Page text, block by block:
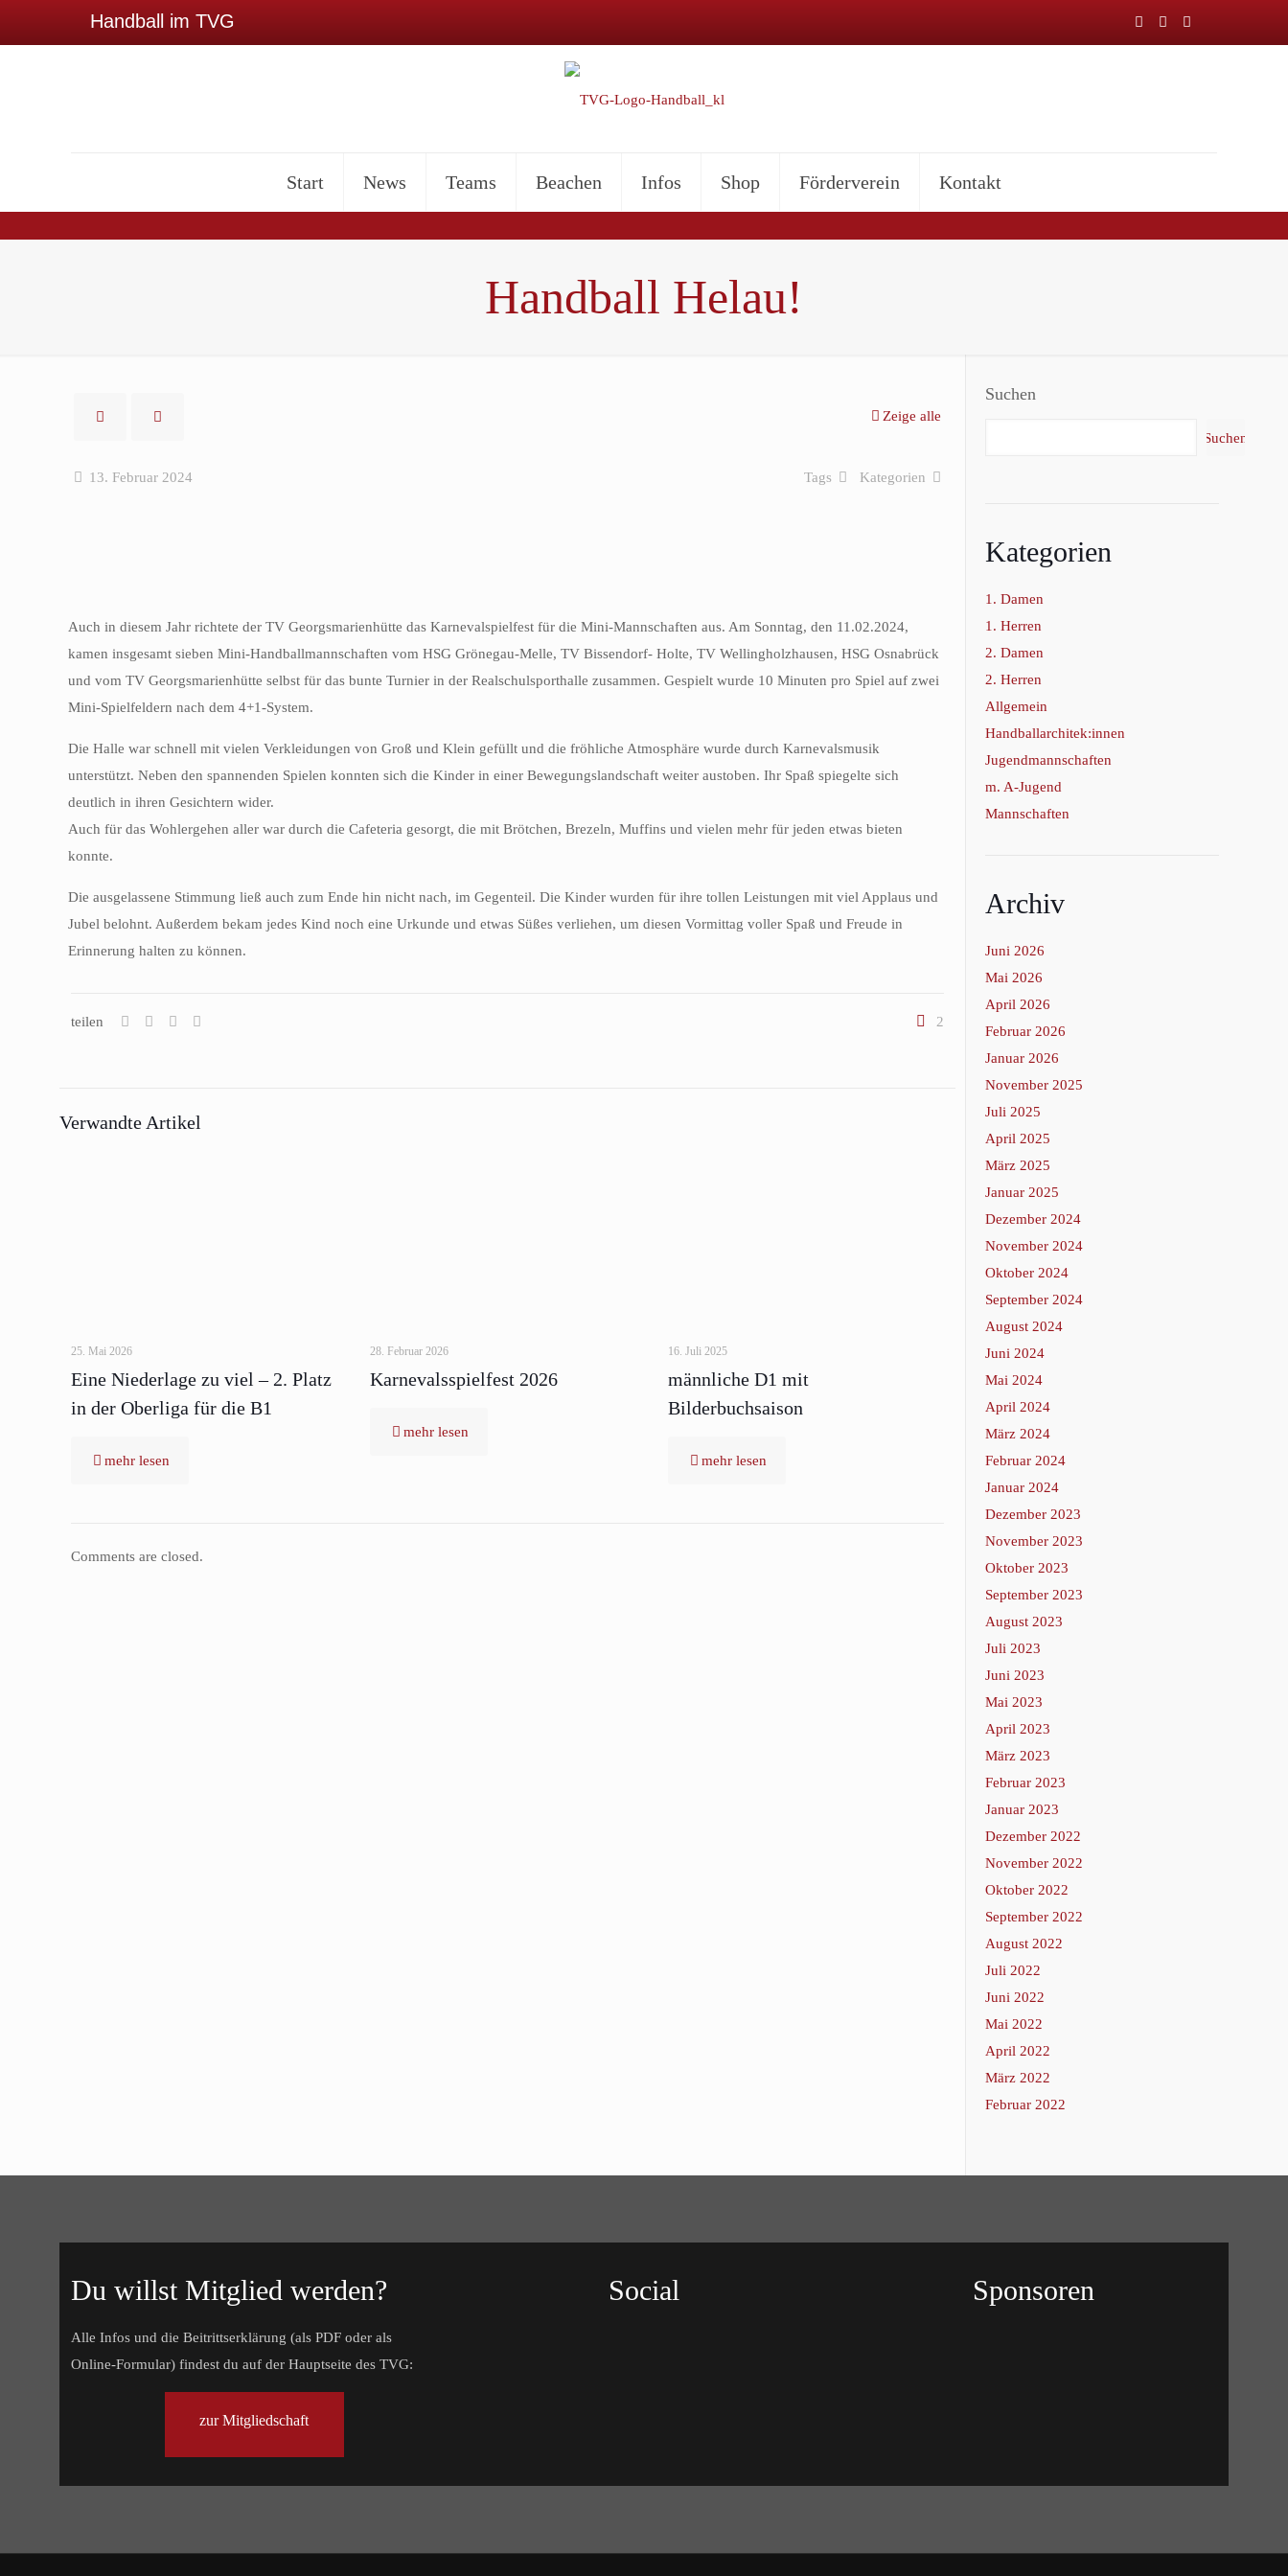
Handball im TVG
Start News Teams Beachen Infos Shop Förderverein Kontakt
Handball Helau!
Zeige alle
13. Februar 2024 Kategorien
Tags
Auch in diesem Jahr richtete der TV Georgsmarienhütte das Karnevalspielfest für die Mini-Mannschaften aus. Am Sonntag, den 11.02.2024,
kamen insgesamt sieben Mini-Handballmannschaften vom HSG Grönegau-Melle, TV Bissendorf- Holte, TV Wellingholzhausen, HSG Osnabrück
und vom TV Georgsmarienhütte selbst für das bunte Turnier in der Realschulsporthalle zusammen. Gespielt wurde 10 Minuten pro Spiel auf zwei
Mini-Spielfeldern nach dem 4+1-System.
Die Halle war schnell mit vielen Verkleidungen von Groß und Klein gefüllt und die fröhliche Atmosphäre wurde durch Karnevalsmusik
unterstützt. Neben den spannenden Spielen konnten sich die Kinder in einer Bewegungslandschaft weiter austoben. Ihr Spaß spiegelte sich
deutlich in ihren Gesichtern wider.
Auch für das Wohlergehen aller war durch die Cafeteria gesorgt, die mit Brötchen, Brezeln, Muffins und vielen mehr für jeden etwas bieten
konnte.
Die ausgelassene Stimmung ließ auch zum Ende hin nicht nach, im Gegenteil. Die Kinder wurden für ihre tollen Leistungen mit viel Applaus und
Jubel belohnt. Außerdem bekam jedes Kind noch eine Urkunde und etwas Süßes verliehen, um diesen Vormittag voller Spaß und Freude in
Erinnerung halten zu können.
teilen 2
Verwandte Artikel
25. Mai 2026
Eine Niederlage zu viel – 2. Platz
in der Oberliga für die B1
mehr lesen
28. Februar 2026
Karnevalsspielfest 2026
mehr lesen
16. Juli 2025
männliche D1 mit
Bilderbuchsaison
mehr lesen
Comments are closed.
Suchen
Suchen
Kategorien
1. Damen
1. Herren
2. Damen
2. Herren
Allgemein
Handballarchitek:innen
Jugendmannschaften
m. A-Jugend
Mannschaften
Archiv
Juni 2026
Mai 2026
April 2026
Februar 2026
Januar 2026
November 2025
Juli 2025
April 2025
März 2025
Januar 2025
Dezember 2024
November 2024
Oktober 2024
September 2024
August 2024
Juni 2024
Mai 2024
April 2024
März 2024
Februar 2024
Januar 2024
Dezember 2023
November 2023
Oktober 2023
September 2023
August 2023
Juli 2023
Juni 2023
Mai 2023
April 2023
März 2023
Februar 2023
Januar 2023
Dezember 2022
November 2022
Oktober 2022
September 2022
August 2022
Juli 2022
Juni 2022
Mai 2022
April 2022
März 2022
Februar 2022
Du willst Mitglied werden?
Alle Infos und die Beitrittserklärung (als PDF oder als
Online-Formular) findest du auf der Hauptseite des TVG:
zur Mitgliedschaft
Social Sponsoren